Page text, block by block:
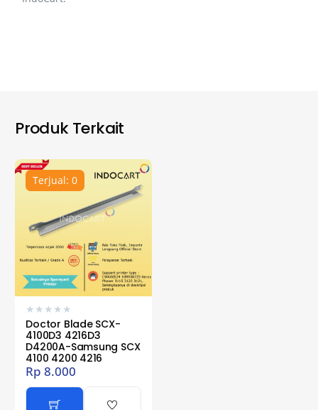
Produk Terkait
Terjual: 0
★ ★ ★ ★ ★
Doctor Blade SCX-
4100D3 4216D3
D4200A-Samsung SCX
4100 4200 4216
Rp 8.000